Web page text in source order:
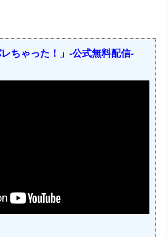
ちゃった！」-公式無料配信-